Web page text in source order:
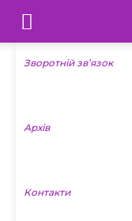
Телебачення
«Капрі»
Новини
Зворотній зв’язок
Архів
Контакти